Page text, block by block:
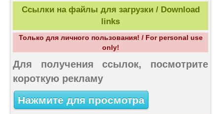
Ссылки на файлы для загрузки / Download
links
Только для личного пользования! / For personal use
only!
Для получения ссылок, посмотрите
короткую рекламу
Нажмите для просмотра